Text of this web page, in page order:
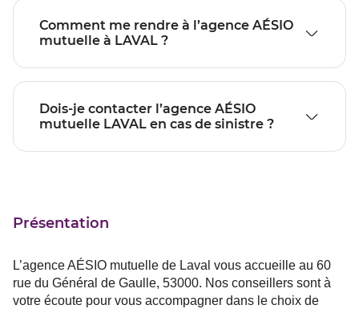
Comment me rendre à l’agence AÉSIO
mutuelle à LAVAL ?
Dois-je contacter l’agence AÉSIO
mutuelle LAVAL en cas de sinistre ?
Présentation
L’agence AÉSIO mutuelle de Laval vous accueille au 60
rue du Général de Gaulle, 53000. Nos conseillers sont à
votre écoute pour vous accompagner dans le choix de